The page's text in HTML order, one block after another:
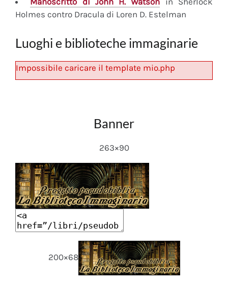
Holmes contro Dracula di Loren D. Estelman
Luoghi e biblioteche immaginarie
Impossibile caricare il template mio.php
Banner
263×90
200×68